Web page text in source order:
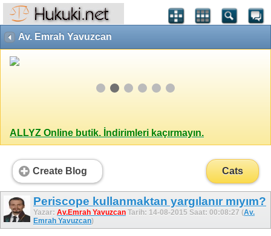
Av. Emrah Yavuzcan
ALLYZ Online butik. İndirimleri kaçırmayın.
Create Blog Cats
Periscope kullanmaktan yargılanır mıyım?
Yazar: Av.Emrah Yavuzcan Tarih: 14-08-2015 Saat: 00:08:27 (Av.
Emrah Yavuzcan)